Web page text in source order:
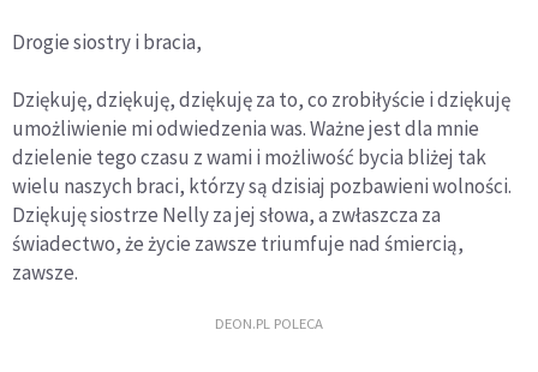
Drogie siostry i bracia,
Dziękuję, dziękuję, dziękuję za to, co zrobiłyście i dziękuję
umożliwienie mi odwiedzenia was. Ważne jest dla mnie
dzielenie tego czasu z wami i możliwość bycia bliżej tak
wielu naszych braci, którzy są dzisiaj pozbawieni wolności.
Dziękuję siostrze Nelly za jej słowa, a zwłaszcza za
świadectwo, że życie zawsze triumfuje nad śmiercią,
zawsze.
DEON.PL POLECA